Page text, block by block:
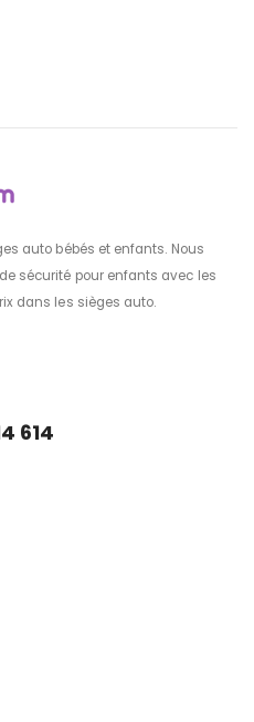
auto bébés et enfants. Nous
sécurité pour enfants avec les
dans les sièges auto.
614